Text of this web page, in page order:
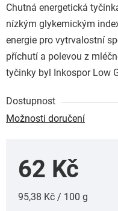
Chutná energetická
nízkým glykemickým
energie pro vytrvalostní
příchutí a polevou z
tyčinky byl Inkospor Low
Dostupnost
Možnosti doručení
62 Kč
Měrná cena:
95,38 Kč / 100 g